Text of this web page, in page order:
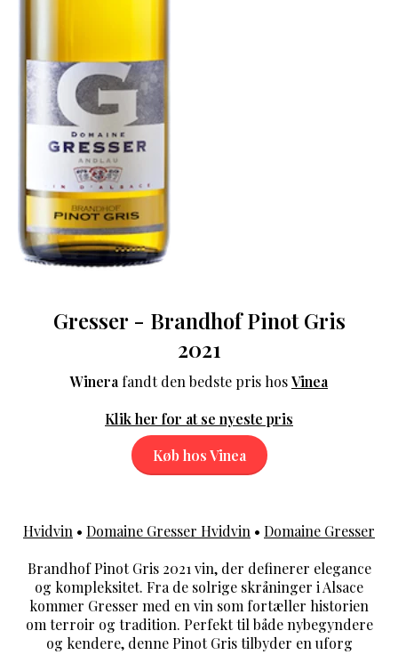
Gresser - Brandhof Pinot Gris
2021
Winera fandt den bedste pris hosVinea
Klik her for at se nyeste pris
Køb hos Vinea
Hvidvin • Domaine Gresser Hvidvin • Domaine Gresser
Brandhof Pinot Gris 2021 vin, der definerer elegance
og kompleksitet. Fra de solrige skråninger i Alsace
kommer Gresser med en vin som fortæller historien
om terroir og tradition. Perfekt til både nybegyndere
og kendere, denne Pinot Gris tilbyder en uforg